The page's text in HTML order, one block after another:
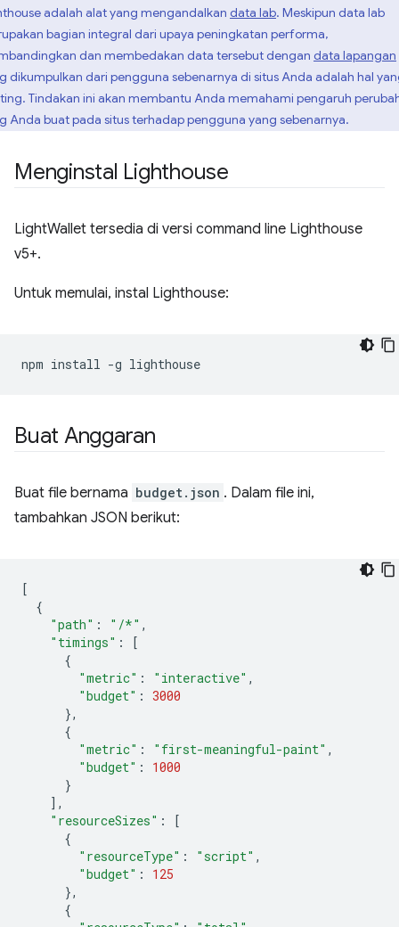
adalah alat yang mengandalkan data lab. Meskipun data lab
bagian integral dari upaya peningkatan performa,
dan membedakan data tersebut dengan data lapangan
dikumpulkan dari pengguna sebenarnya di situs Anda adalah hal
Tindakan ini akan membantu Anda memahami pengaruh
Anda buat pada situs terhadap pengguna yang sebenarnya.
Menginstal Lighthouse
LightWallet tersedia di versi command line Lighthouse
v5+.
Untuk memulai, instal Lighthouse:
npm install -g lighthouse
Buat Anggaran
Buat file bernama budget.json . Dalam file ini,
tambahkan JSON berikut:
[
{
"path" : "/*" ,
"timings" :
[
{
"metric" : "interactive" ,
"budget" : 3000
},
{
"metric" : "first-meaningful-paint" ,
"budget" :
1000
}
],
"resourceSizes" :
[
{
"resourceType" : "script" ,
"budget" :
125
},
{